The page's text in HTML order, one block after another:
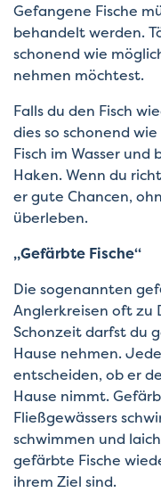
Gefangene Fische
behandelt werden.
schonend wie
nehmen möchtest.
Falls du den Fisch
dies so schonend
Fisch im Wasser
Haken. Wenn du
er gute Chancen,
überleben.
„Gefärbte Fische“
Die sogenannten
Anglerkreisen oft zu
Schonzeit darfst du
Hause nehmen.
entscheiden, ob er
Hause nimmt.
Fließgewässers
schwimmen und
gefärbte Fische
ihrem Ziel sind.